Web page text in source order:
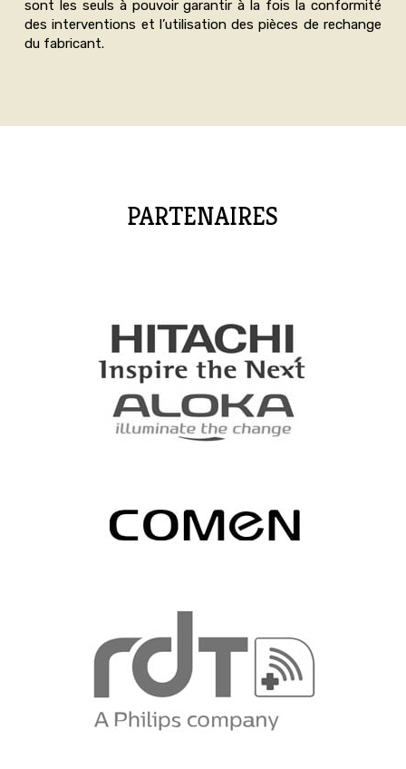
sont les seuls à pouvoir garantir à la fois la conformité
des interventions et l’utilisation des pièces de rechange
du fabricant.
PARTENAIRES